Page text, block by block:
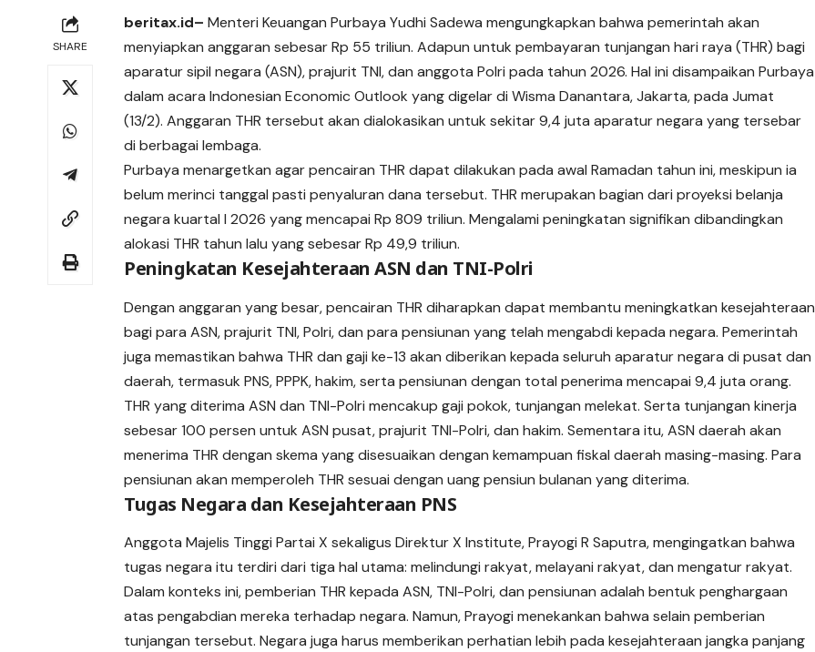
SHARE
beritax.id–Menteri Keuangan Purbaya Yudhi Sadewa mengungkapkan bahwa pemerintah akan
menyiapkan anggaran sebesar Rp 55 triliun. Adapun untuk pembayaran tunjangan hari raya (THR) bagi
aparatur sipil negara (ASN), prajurit TNI, dan anggota Polri pada tahun 2026. Hal ini disampaikan Purbaya
dalam acara Indonesian Economic Outlook yang digelar di Wisma Danantara, Jakarta, pada Jumat
(13/2). Anggaran THR tersebut akan dialokasikan untuk sekitar 9,4 juta aparatur negara yang tersebar
di berbagai lembaga.
Purbaya menargetkan agar pencairan THR dapat dilakukan pada awal Ramadan tahun ini, meskipun ia
belum merinci tanggal pasti penyaluran dana tersebut. THR merupakan bagian dari proyeksi belanja
negara kuartal I 2026 yang mencapai Rp 809 triliun. Mengalami peningkatan signifikan dibandingkan
alokasi THR tahun lalu yang sebesar Rp 49,9 triliun.
Peningkatan Kesejahteraan ASN dan TNI-Polri
Dengan anggaran yang besar, pencairan THR diharapkan dapat membantu meningkatkan kesejahteraan
bagi para ASN, prajurit TNI, Polri, dan para pensiunan yang telah mengabdi kepada negara. Pemerintah
juga memastikan bahwa THR dan gaji ke-13 akan diberikan kepada seluruh aparatur negara di pusat dan
daerah, termasuk PNS, PPPK, hakim, serta pensiunan dengan total penerima mencapai 9,4 juta orang.
THR yang diterima ASN dan TNI-Polri mencakup gaji pokok, tunjangan melekat. Serta tunjangan kinerja
sebesar 100 persen untuk ASN pusat, prajurit TNI-Polri, dan hakim. Sementara itu, ASN daerah akan
menerima THR dengan skema yang disesuaikan dengan kemampuan fiskal daerah masing-masing. Para
pensiunan akan memperoleh THR sesuai dengan uang pensiun bulanan yang diterima.
Tugas Negara dan Kesejahteraan PNS
Anggota Majelis Tinggi Partai X sekaligus Direktur X Institute, Prayogi R Saputra, mengingatkan bahwa
tugas negara itu terdiri dari tiga hal utama: melindungi rakyat, melayani rakyat, dan mengatur rakyat.
Dalam konteks ini, pemberian THR kepada ASN, TNI-Polri, dan pensiunan adalah bentuk penghargaan
atas pengabdian mereka terhadap negara. Namun, Prayogi menekankan bahwa selain pemberian
tunjangan tersebut. Negara juga harus memberikan perhatian lebih pada kesejahteraan jangka panjang